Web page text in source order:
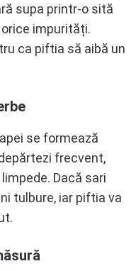
supa printr-o sită
impurități.
ca piftia să aibă un
se formează
frecvent,
Dacă sari
tulbure, iar piftia va